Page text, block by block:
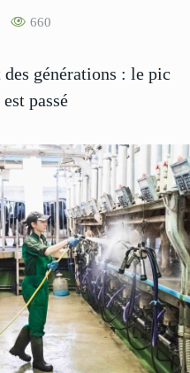
660
générations : le pic
passé